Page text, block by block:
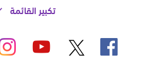
تكبير القائمة
فيسبوك يوتيوب